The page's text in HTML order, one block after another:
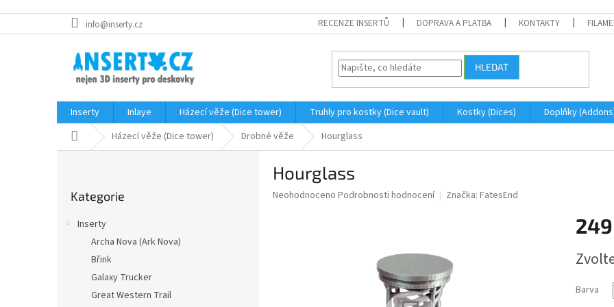
na
info@inserty.cz RECENZE INSERTŮ DOPRAVA A PLATBA KONTAKTY
HLEDAT
Inserty Inlaye Házecí věže (Dice tower) Truhly pro kostky (Dice vault) Kostky (Dices) Doplňky
Domů Házecí věže (Dice tower) Drobné věže Hourglass
kategorie
Kategorie
Inserty
Archa Nova (Ark Nova)
Břink
Galaxy Trucker
Great Western Trail
Hourglass
Průměrné
Neohodnoceno Podrobnosti hodnocení Značka: FatesEnd
cena:
Barva